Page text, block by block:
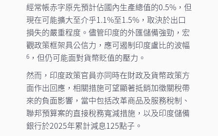
經常帳赤字原先預計佔國內生產總值的0.5%，但
現在可能擴大至介乎1.1%至1.5%，取決於出口
損失的嚴重程度。儘管印度的外匯儲備強勁，宏
觀政策框架具公信力，應可遏制印度盧比的波幅
6，但仍可能面對貨幣貶值的壓力。
然而，印度政策官員亦同時在財政及貨幣政策方
面作出回應，相關措施可望顯著抵銷加徵關稅帶
來的負面影響，當中包括改革商品及服務稅制、
聯邦預算案的直接稅務寬減措施，以及印度儲備
銀行於2025年累計減息125點子。